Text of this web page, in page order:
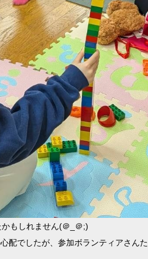
もしれません(＠ ＠;)
配でしたが、参加ボランティアさん